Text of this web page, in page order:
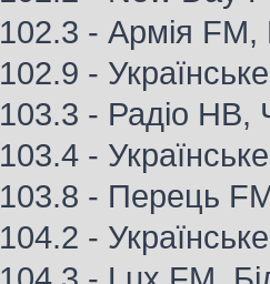
102.3 - Армія FM,
102.9 - Українське
103.3 - Радіо НВ,
103.4 -
103.8 - Перець
104.2 -